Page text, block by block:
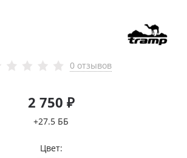
0 отзывов
2 750 ₽
+27.5 ББ
Цвет: